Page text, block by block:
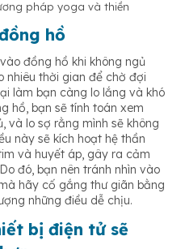
pháp yoga và thiền
hồ
đồng hồ khi không ngủ
nhiêu thời gian để chờ đợi
làm bạn càng lo lắng và khó
hồ, bạn sẽ tính toán xem
và lo sợ rằng mình sẽ không
này sẽ kích hoạt hệ thần
và huyết áp, gây ra cảm
đó, bạn nên tránh nhìn vào
hãy cố gắng thư giãn bằng
những điều dễ chịu.
bị điện tử sẽ